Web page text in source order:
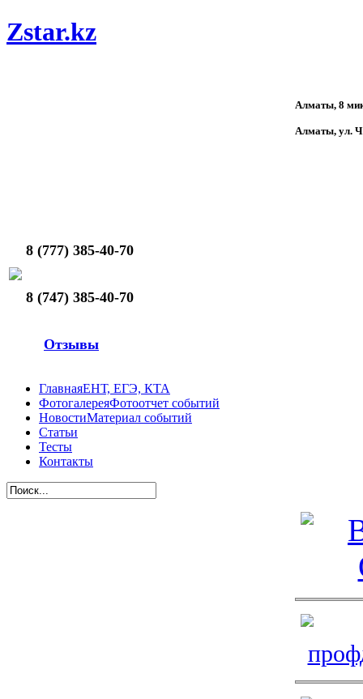
Zstar.kz
Алматы, 8
Алматы, ул.
8 (777) 385-40-70
8 (747) 385-40-70
Отзывы
ГлавнаяЕНТ, ЕГЭ, КТА
ФотогалереяФотоотчет событий
НовостиМатериал событий
Статьи
Тесты
Контакты